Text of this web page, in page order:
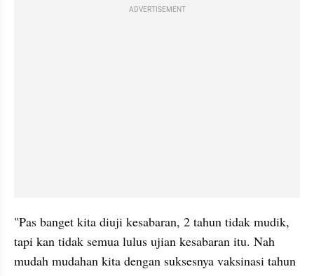
ADVERTISEMENT
"Pas banget kita diuji kesabaran, 2 tahun tidak mudik,
tapi kan tidak semua lulus ujian kesabaran itu. Nah
mudah mudahan kita dengan suksesnya vaksinasi tahun